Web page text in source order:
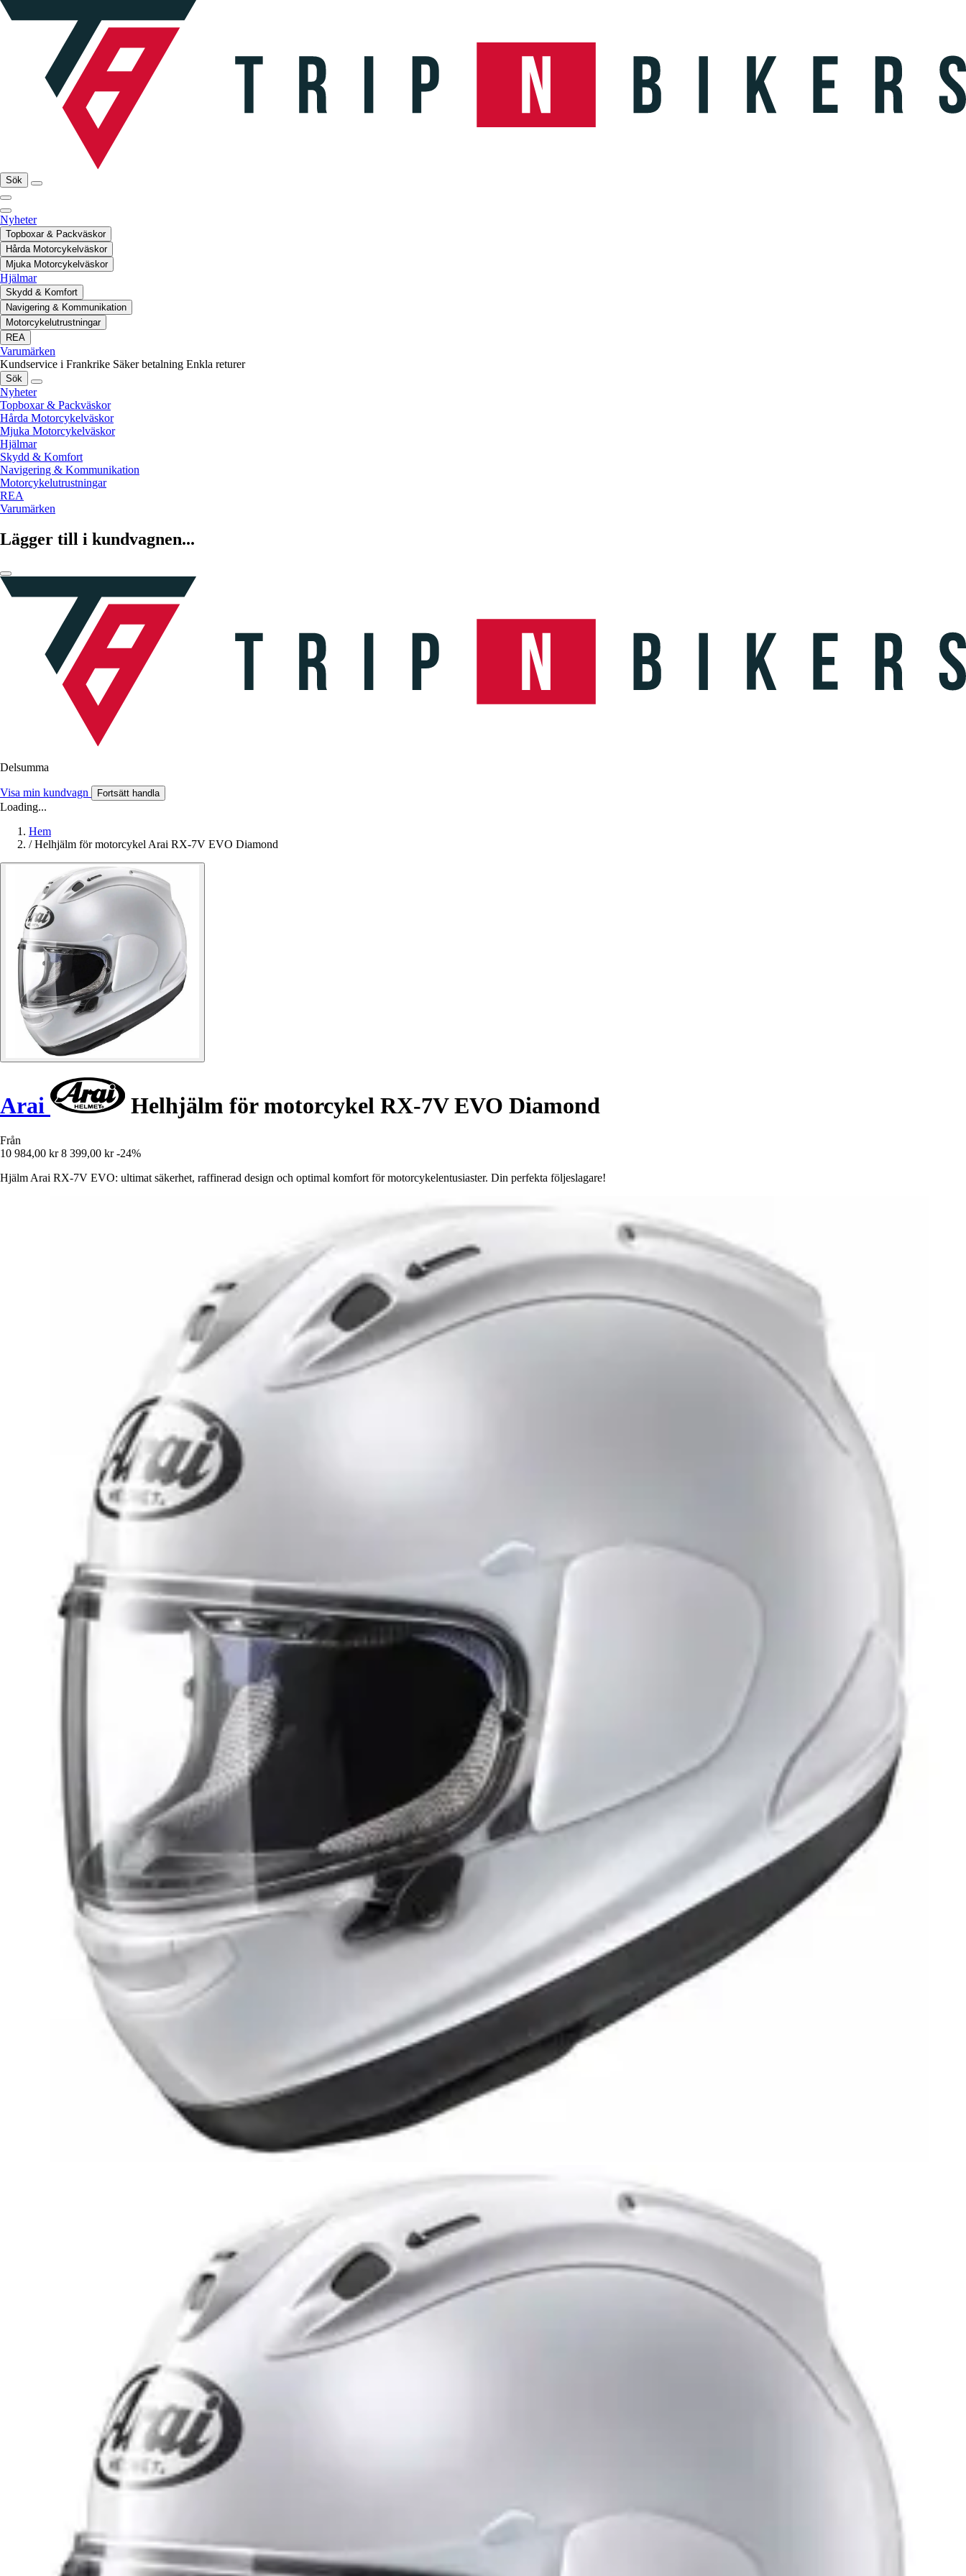
Sök
Nyheter
Topboxar & Packväskor
Hårda Motorcykelväskor
Mjuka Motorcykelväskor
Hjälmar
Skydd & Komfort
Navigering & Kommunikation
Motorcykelutrustningar
REA
Varumärken
Kundservice i Frankrike Säker betalning Enkla returer
Sök
Nyheter
Topboxar & Packväskor
Hårda Motorcykelväskor
Mjuka Motorcykelväskor
Hjälmar
Skydd & Komfort
Navigering & Kommunikation
Motorcykelutrustningar
REA
Varumärken
Lägger till i kundvagnen...
Delsumma
Visa min kundvagn Fortsätt handla
Loading...
Hem
/ Helhjälm för motorcykel Arai RX-7V EVO Diamond
Arai Helhjälm för motorcykel RX-7V EVO Diamond
Från
10 984,00 kr 8 399,00 kr -24%
Hjälm Arai RX-7V EVO: ultimat säkerhet, raffinerad design och optimal komfort för motorcykelentusiaster. Din perfekta följeslagare!